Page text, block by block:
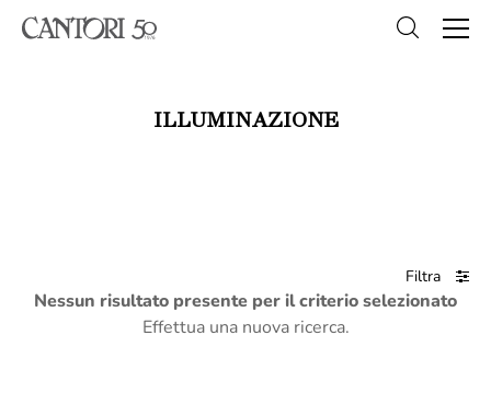
ILLUMINAZIONE
Filtra
Nessun risultato presente per il criterio selezionato
Effettua una nuova ricerca.